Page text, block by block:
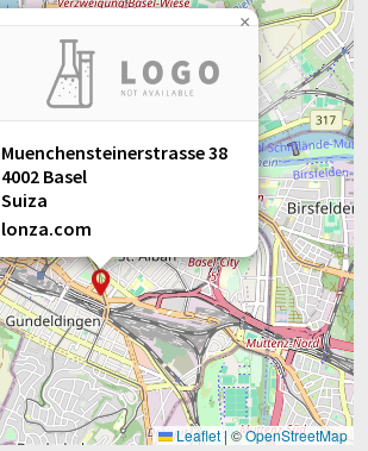
Muenchensteinerstrasse 38
4002 Basel
Suiza
lonza.com
×
Leaflet| ©OpenStreetMap